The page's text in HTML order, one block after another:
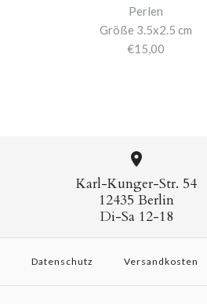
Perlen
Größe 3.5x2.5 cm
€15,00
Karl-Kunger-Str. 54
12435 Berlin
Di-Sa 12-18
Datenschutz Versandkosten